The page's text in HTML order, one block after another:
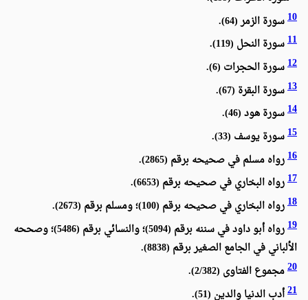
10سورة الزمر (64).
11سورة النحل (119).
12سورة الحجرات (6).
13سورة البقرة (67).
14سورة هود (46).
15سورة يوسف (33).
16رواه مسلم في صحيحه برقم (2865).
17رواه البخاري في صحيحه برقم (6653).
18رواه البخاري في صحيحه برقم (100)؛ ومسلم برقم (2673).
19
رواه أبو داود في سننه برقم (5094)؛ والنسائي برقم (5486)؛ وصححه
الألباني في الجامع الصغير برقم (8838).
20مجموع الفتاوى (2/382).
21أدب الدنيا والدين (51).